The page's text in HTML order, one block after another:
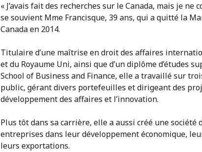
« J’avais fait des recherches sur le Canada, mais je
se souvient Mme Francisque, 39 ans, qui a quitté la
Canada en 2014.
Titulaire d’une maîtrise en droit des affaires
et du Royaume Uni, ainsi que d’un diplôme d’études
School of Business and Finance, elle a travaillé sur
public, gérant divers portefeuilles et dirigeant des
développement des affaires et l’innovation.
Plus tôt dans sa carrière, elle a aussi créé une
entreprises dans leur développement économique,
leurs exportations.